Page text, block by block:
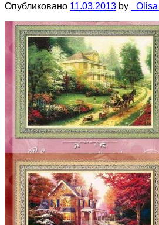
Опубликовано 11.03.2013 by _Olisa_